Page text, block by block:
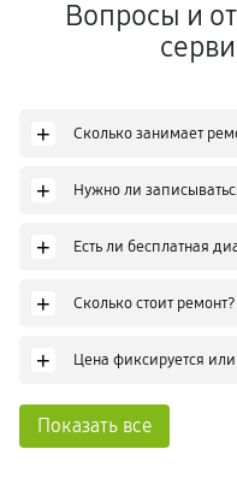
Вопросы и
+ Сколько занимает
+ Нужно ли
+ Есть ли бесплатная
+ Сколько стоит ремонт?
+ Цена фиксируется
Показать все